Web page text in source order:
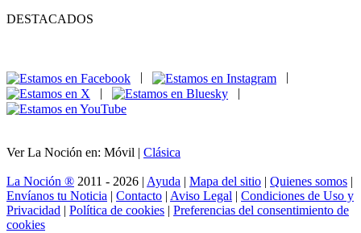
DESTACADOS
|
|
Ver La Noción en: Móvil | Clásica
La Noción ® 2011 - 2026 | Ayuda | Mapa del sitio | Quienes somos |
Envíanos tu Noticia | Contacto | Aviso Legal | Condiciones de Uso y
Privacidad | Política de cookies | Preferencias del consentimiento de
cookies